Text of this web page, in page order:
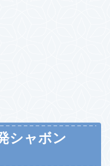
シャボン